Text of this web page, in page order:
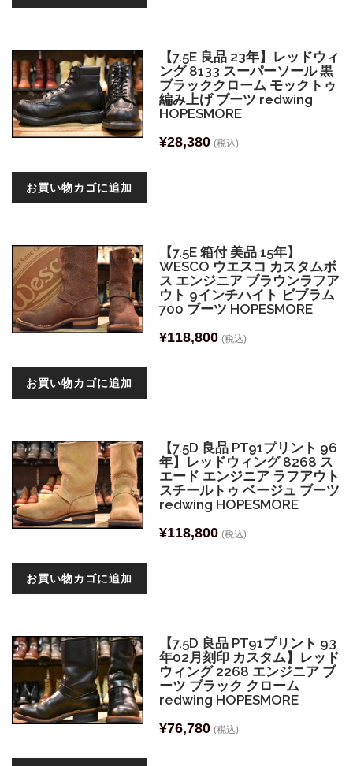
【7.5E 良品 23年】レッドウィ
ング 8133 スーパーソール 黒
ブラッククローム モックトゥ
編み上げ ブーツ redwing
HOPESMORE
¥28,380 (税込)
お買い物カゴに追加
【7.5E 箱付 美品 15年】
WESCO ウエスコ カスタムボ
ス エンジニア ブラウンラフア
ウト 9インチハイト ビブラム
700 ブーツ HOPESMORE
¥118,800 (税込)
お買い物カゴに追加
【7.5D 良品 PT91プリント 96
年】レッドウィング 8268 ス
エード エンジニア ラフアウト
スチールトゥ ベージュ ブーツ
redwing HOPESMORE
¥118,800 (税込)
お買い物カゴに追加
【7.5D 良品 PT91プリント 93
年02月刻印 カスタム】レッド
ウィング 2268 エンジニア ブ
ーツ ブラック クローム
redwing HOPESMORE
¥76,780 (税込)